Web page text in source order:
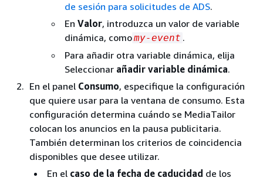
de sesión para solicitudes de ADS.
En Valor, introduzca un valor de variable
dinámica, comomy-event .
Para añadir otra variable dinámica, elija
Seleccionar añadir variable dinámica.
En el panel Consumo, especifique la configuración
que quiere usar para la ventana de consumo. Esta
configuración determina cuándo se MediaTailor
colocan los anuncios en la pausa publicitaria.
También determinan los criterios de coincidencia
disponibles que desee utilizar.
En el caso de la fecha de caducidad de los